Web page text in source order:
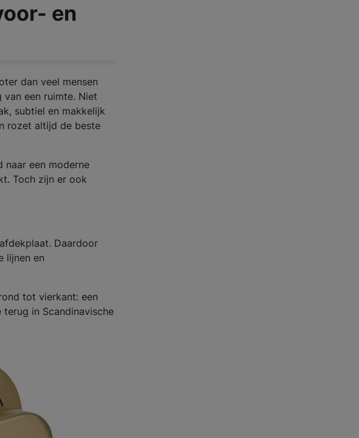
en
dan veel mensen
een ruimte. Niet
subtiel en makkelijk
rozet altijd de beste
naar een moderne
Toch zijn er ook
Daardoor
lijnen en
tot vierkant: een
in Scandinavische